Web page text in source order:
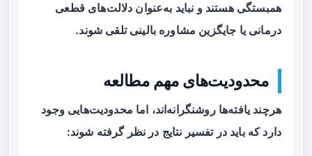
همبستگی هستند و نباید به‌عنوان دلالت‌های قطعی
درمانی یا جایگزین مشاوره بالینی تلقی شوند.
محدودیت‌های مهم مطالعه
هرچند یافته‌ها روشنگرانه‌اند، اما محدودیت‌هایی وجود
دارد که باید در تفسیر نتایج در نظر گرفته شوند: